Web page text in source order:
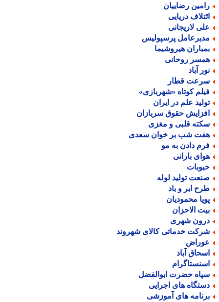
رضاییان
دریایی
لاریجانی
پرسپولیس
هیروشیما
روحانی
آباد
قطار
کوتاه «شهربازی»
علم در ایران
حقوق سربازان
قلبی و مغزی
شب بر خوان سعدی
دادن به مو
بارانی
تولید لوله
ابر و باد
محمودیان
الاحزان
شهری
خدماتی کالای شهروند
آباد
حضرت ابوالفضل
های اجرایی
های آموزشی